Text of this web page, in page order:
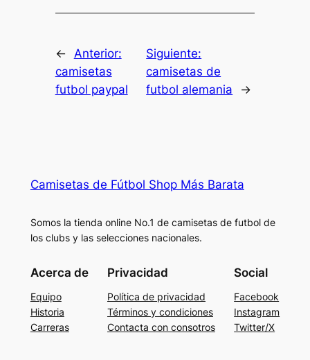
← Anterior:
camisetas
futbol paypal
Siguiente:
camisetas de
futbol alemania
→
Camisetas de Fútbol Shop Más Barata
Somos la tienda online No.1 de camisetas de futbol de
los clubs y las selecciones nacionales.
Acerca de
Equipo
Historia
Carreras
Privacidad
Política de privacidad
Términos y condiciones
Contacta con consotros
Social
Facebook
Instagram
Twitter/X